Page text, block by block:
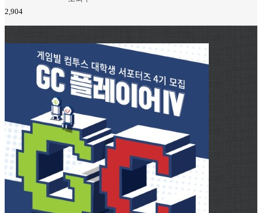
2,904